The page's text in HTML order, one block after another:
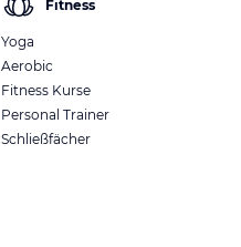
Fitness
Yoga
Aerobic
Fitness Kurse
Personal Trainer
Schließfächer